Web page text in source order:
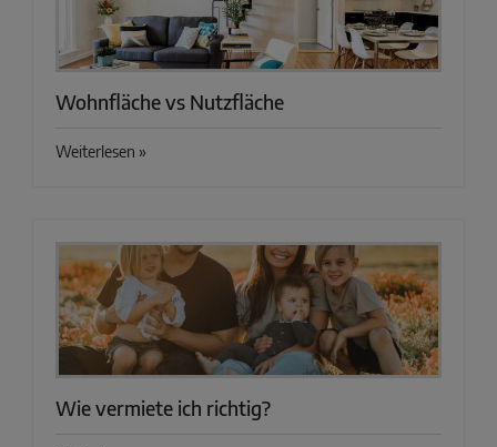
Wohnfläche vs Nutzfläche
Weiterlesen »
Wie vermiete ich richtig?